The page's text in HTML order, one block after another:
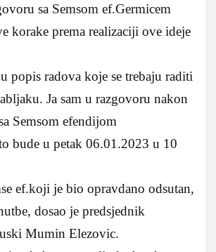
sa Semsom ef.Germicem
korake prema realizaciji ove ideje
popis radova koje se trebaju raditi
Ja sam u razgovoru nakon
Semsom efendijom
bude u petak 06.01.2023 u 10
ef.koji je bio opravdano odsutan,
dosao je predsjednik
Mumin Elezovic.